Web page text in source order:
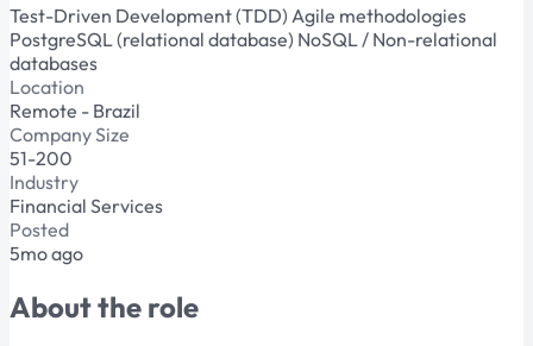
Test-Driven Development (TDD) Agile methodologies
PostgreSQL (relational database) NoSQL / Non-relational
databases
Location
Remote - Brazil
Company Size
51-200
Industry
Financial Services
Posted
5mo ago
About the role